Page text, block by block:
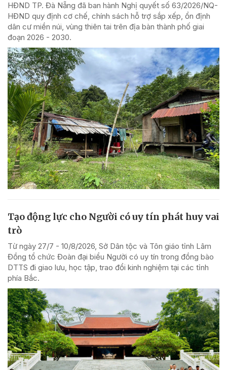
HĐND TP. Đà Nẵng đã ban hành Nghị quyết số 63/2026/NQ-
HĐND quy định cơ chế, chính sách hỗ trợ sắp xếp, ổn định
dân cư miền núi, vùng thiên tai trên địa bàn thành phố giai
đoạn 2026 - 2030.
Tạo động lực cho Người có uy tín phát huy vai
trò
Từ ngày 27/7 - 10/8/2026, Sở Dân tộc và Tôn giáo tỉnh Lâm
Đồng tổ chức Đoàn đại biểu Người có uy tín trong đồng bào
DTTS đi giao lưu, học tập, trao đổi kinh nghiệm tại các tỉnh
phía Bắc.